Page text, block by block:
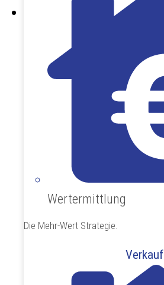
Wertermittlung
Die Mehr-Wert Strategie.
Verkauf